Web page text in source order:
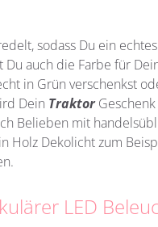
sodass Du ein
auch die Farbe für
in Grün verschenkst
Dein Traktor
Belieben mit
Holz Dekolicht zum
LED